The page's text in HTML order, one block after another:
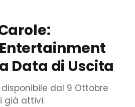
Data di Uscita
dal 9 Ottobre
già attivi.